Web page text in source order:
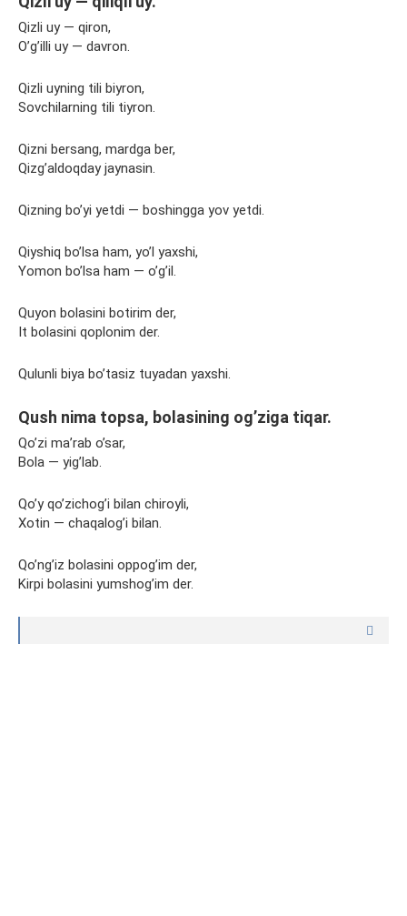
Qizli uy — qiron,
O’g’illi uy — davron.
Qizli uyning tili biyron,
Sovchilarning tili tiyron.
Qizni bersang, mardga ber,
Qizg’aldoqday jaynasin.
Qizning bo’yi yetdi — boshingga yov yetdi.
Qiyshiq bo’lsa ham, yo’l yaxshi,
Yomon bo’lsa ham — o’g’il.
Quyon bolasini botirim der,
It bolasini qoplonim der.
Qulunli biya bo’tasiz tuyadan yaxshi.
Qush nima topsa, bolasining og’ziga tiqar.
Qo’zi ma’rab o’sar,
Bola — yig’lab.
Qo’y qo’zichog’i bilan chiroyli,
Xotin — chaqalog’i bilan.
Qo’ng’iz bolasini oppog’im der,
Kirpi bolasini yumshog’im der.